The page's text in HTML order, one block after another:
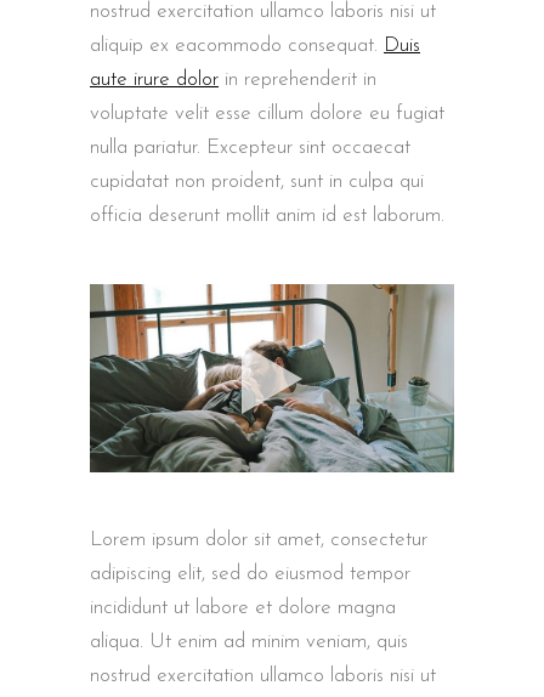
nostrud exercitation ullamco laboris nisi ut
aliquip ex eacommodo consequat. Duis
aute irure dolor in reprehenderit in
voluptate velit esse cillum dolore eu fugiat
nulla pariatur. Excepteur sint occaecat
cupidatat non proident, sunt in culpa qui
officia deserunt mollit anim id est laborum.
Lorem ipsum dolor sit amet, consectetur
adipiscing elit, sed do eiusmod tempor
incididunt ut labore et dolore magna
aliqua. Ut enim ad minim veniam, quis
nostrud exercitation ullamco laboris nisi ut